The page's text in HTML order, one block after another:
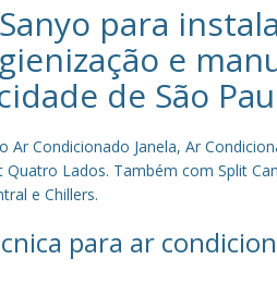
para
e
de São
Condicionado Janela, Ar
Lados. Também com Split
e Chillers.
para ar